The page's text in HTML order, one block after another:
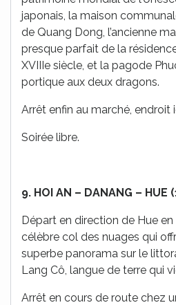
japonais, la maison
de Quang Dong, l’ancienne
presque parfait de la
XVIIIe siècle, et la pagode
portique aux deux dragons.
Arrêt enfin au marché, endroit
Soirée libre.
9. HOI AN – DANANG –
Départ en direction de Hue
célèbre col des nuages qui
superbe panorama sur le
Lang Cô, langue de terre qui
Arrêt en cours de route chez